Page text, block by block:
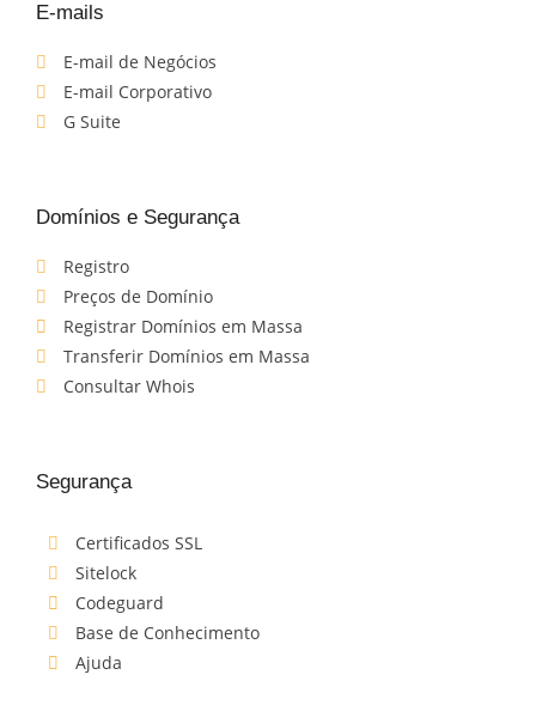
E-mails
E-mail de Negócios
E-mail Corporativo
G Suite
Domínios e Segurança
Registro
Preços de Domínio
Registrar Domínios em Massa
Transferir Domínios em Massa
Consultar Whois
Segurança
Certificados SSL
Sitelock
Codeguard
Base de Conhecimento
Ajuda